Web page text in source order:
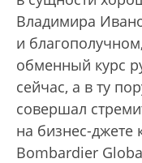
Владимира
и
обменный курс
сейчас, а в ту
совершал
на бизнес-джете
Bombardier